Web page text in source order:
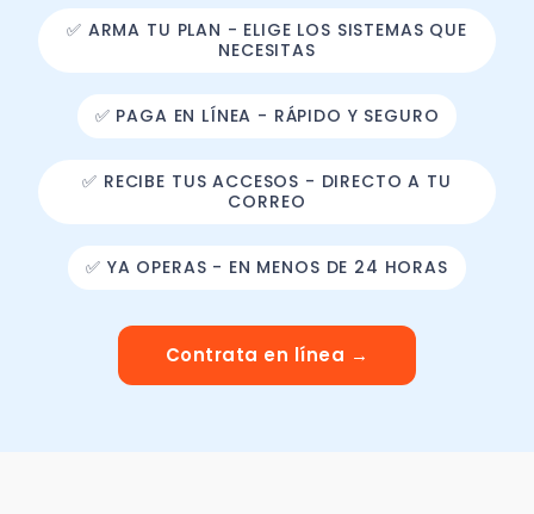
✅ ARMA TU PLAN - ELIGE LOS SISTEMAS QUE
NECESITAS
✅ PAGA EN LÍNEA - RÁPIDO Y SEGURO
✅ RECIBE TUS ACCESOS - DIRECTO A TU
CORREO
✅ YA OPERAS - EN MENOS DE 24 HORAS
Contrata en línea →